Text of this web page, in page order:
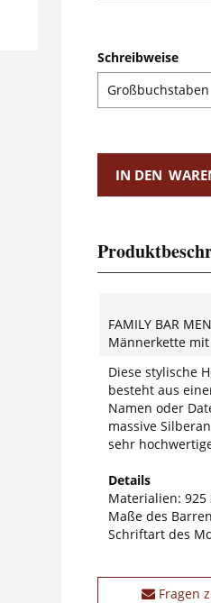
Schreibweise
IN DEN
FAMILY BAR
Männerkette
Diese stylische
besteht aus
Namen oder
massive
sehr
Details
Materialien: 925
Maße des
Schriftart des
Fragen